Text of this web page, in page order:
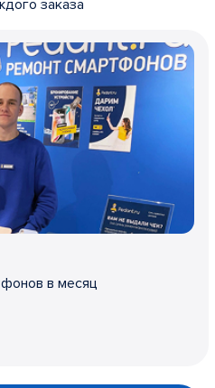
заказа
в месяц